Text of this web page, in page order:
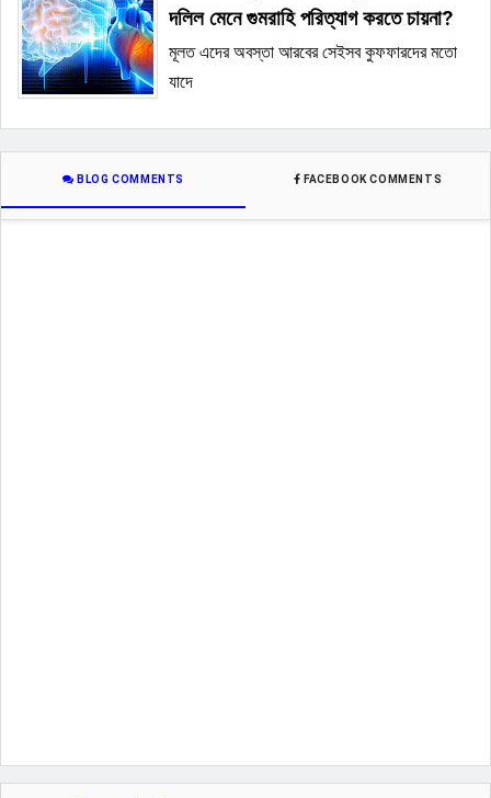
দলিল মেনে গুমরাহি পরিত্যাগ করতে চায়না?
মূলত এদের অবস্তা আরবের সেইসব কুফফারদের মতো
যাদে
BLOG COMMENTS FACEBOOK COMMENTS